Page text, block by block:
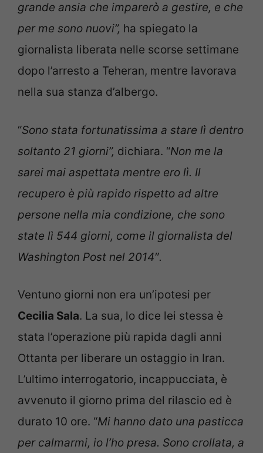
grande ansia che imparerò a gestire, e che
per me sono nuovi”, ha spiegato la
giornalista liberata nelle scorse settimane
dopo l’arresto a Teheran, mentre lavorava
nella sua stanza d’albergo.
“Sono stata fortunatissima a stare lì dentro
soltanto 21 giorni”, dichiara. “Non me la
sarei mai aspettata mentre ero lì. Il
recupero è più rapido rispetto ad altre
persone nella mia condizione, che sono
state lì 544 giorni, come il giornalista del
Washington Post nel 2014″.
Ventuno giorni non era un’ipotesi per
Cecilia Sala. La sua, lo dice lei stessa è
stata l’operazione più rapida dagli anni
Ottanta per liberare un ostaggio in Iran.
L’ultimo interrogatorio, incappucciata, è
avvenuto il giorno prima del rilascio ed è
durato 10 ore. “Mi hanno dato una pasticca
per calmarmi, io l’ho presa. Sono crollata, a